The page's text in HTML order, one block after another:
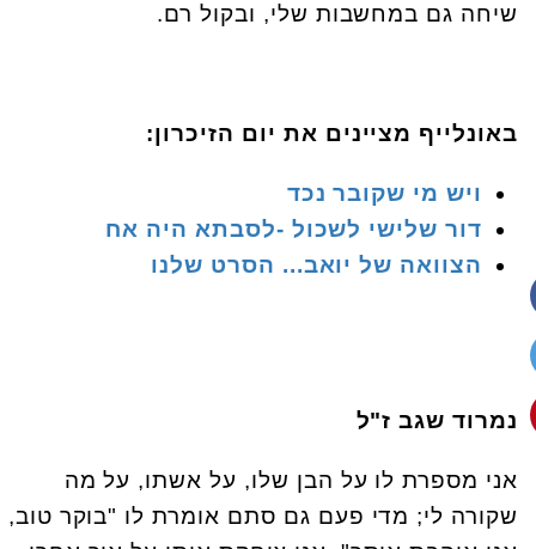
שיחה גם במחשבות שלי, ובקול רם.
באונלייף מציינים את יום הזיכרון:
ויש מי שקובר נכד
דור שלישי לשכול -לסבתא היה אח
הצוואה של יואב... הסרט שלנו
נמרוד שגב ז"ל
אני מספרת לו על הבן שלו, על אשתו, על מה
שקורה לי; מדי פעם גם סתם אומרת לו "בוקר טוב,